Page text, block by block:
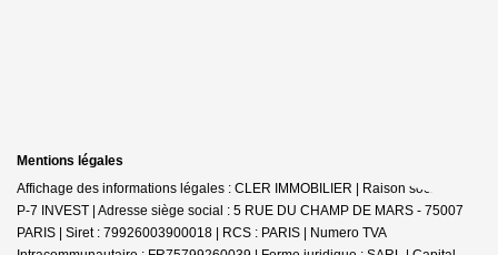
Mentions légales
Affichage des informations légales : CLER IMMOBILIER | Raison sociale : G-
P-7 INVEST | Adresse siège social : 5 RUE DU CHAMP DE MARS - 75007
PARIS | Siret : 79926003900018 | RCS : PARIS | Numero TVA